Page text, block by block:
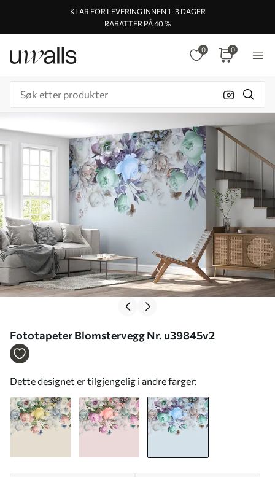
KLAR FOR LEVERING INNEN 1–3 DAGER
RABATTER PÅ 40 %
0 0
Fototapeter Blomstervegg Nr. u39845v2
Dette designet er tilgjengelig i andre farger: